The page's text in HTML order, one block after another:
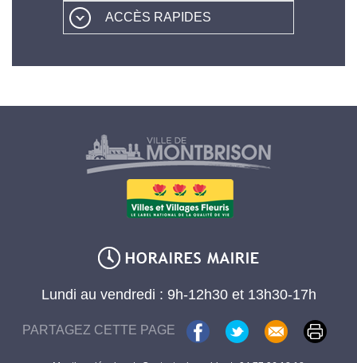
ACCÈS RAPIDES
Lundi au vendredi : 9h-12h30 et 13h30-17h
PARTAGEZ CETTE PAGE